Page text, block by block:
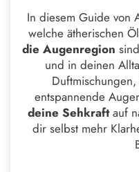
In diesem Guide von
welche ätherischen
die Augenregion
und in deinen
entspannende
deine Sehkraftauf
dir selbst mehr